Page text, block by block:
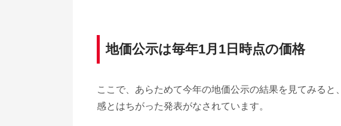
地価公示は毎年1月1日時点の価格
ここで、あらためて今年の地価公示の結果を見てみると、
感とはちがった発表がなされています。